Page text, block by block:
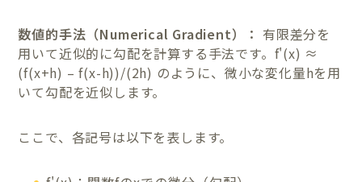
数値的手法（Numerical Gradient）： 有限差分を
用いて近似的に勾配を計算する手法です。f'(x) ≈
(f(x+h) – f(x-h))/(2h) のように、微小な変化量hを用
いて勾配を近似します。
ここで、各記号は以下を表します。